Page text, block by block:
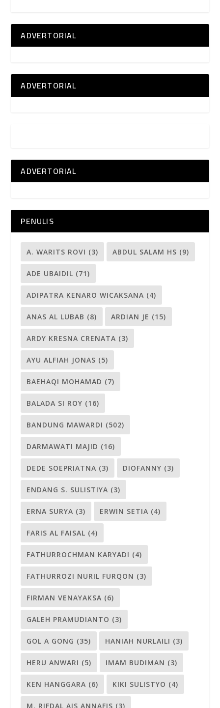
ADVERTORIAL
ADVERTORIAL
ADVERTORIAL
PENULIS
A. WARITS ROVI (3) ABDUL SALAM HS (9)
ADE UBAIDIL (71)
ADIPATRA KENARO WICAKSANA (4)
ANAS AL LUBAB (8) ARDIAN JE (15)
ARDY KRESNA CRENATA (3)
AYU ALFIAH JONAS (5)
BAEHAQI MOHAMAD (7)
BALADA SI ROY (16)
BANDUNG MAWARDI (502)
DARMAWATI MAJID (16)
DEDE SOEPRIATNA (3) DIOFANNY (3)
ENDANG S. SULISTIYA (3)
ERNA SURYA (3) ERWIN SETIA (4)
FARIS AL FAISAL (4)
FATHURROCHMAN KARYADI (4)
FATHURROZI NURIL FURQON (3)
FIRMAN VENAYAKSA (6)
GALEH PRAMUDIANTO (3)
GOL A GONG (35) HANIAH NURLAILI (3)
HERU ANWARI (5) IMAM BUDIMAN (3)
KEN HANGGARA (6) KIKI SULISTYO (4)
M. RIFDAL AIS ANNAFIS (3)